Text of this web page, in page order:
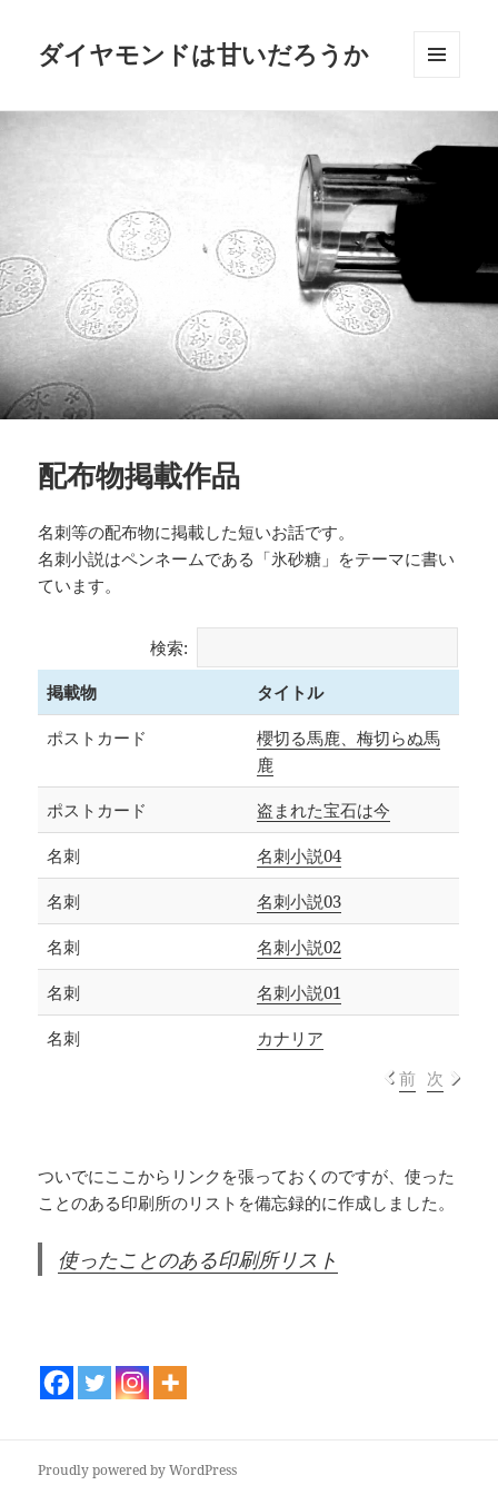
ダイヤモンドは甘いだろうか
ーとウ
ット
配布物掲載作品
名刺等の配布物に掲載した短いお話です。
名刺小説はペンネームである「氷砂糖」をテーマに書い
ています。
検索:
掲載物
タイトル
ポストカード
櫻切る馬鹿、梅切らぬ馬
鹿
ポストカード 盗まれた宝石は今
名刺 名刺小説04
名刺 名刺小説03
名刺 名刺小説02
名刺 名刺小説01
名刺
カナリア
前 次
ついでにここからリンクを張っておくのですが、使った
ことのある印刷所のリストを備忘録的に作成しました。
使ったことのある印刷所リスト
Proudly powered by WordPress